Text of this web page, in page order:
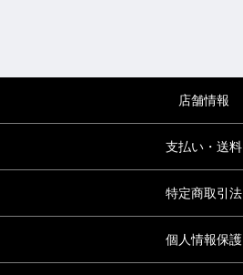
店舗情報
支払い・送料
特定商取引法
個人情報保護